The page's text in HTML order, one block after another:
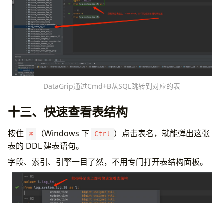
DataGrip通过Cmd+B从SQL跳转到对应的表
十三、快速查看表结构
按住 ⌘ （Windows 下 Ctrl ）点击表名，就能弹出这张
表的 DDL 建表语句。
字段、索引、引擎一目了然，不用专门打开表结构面板。